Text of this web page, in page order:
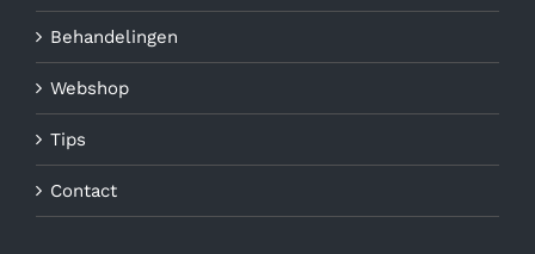
Behandelingen
Webshop
Tips
Contact